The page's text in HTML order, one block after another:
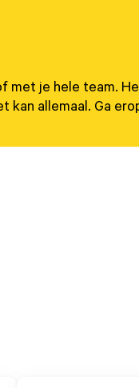
je hele team.
allemaal. Ga